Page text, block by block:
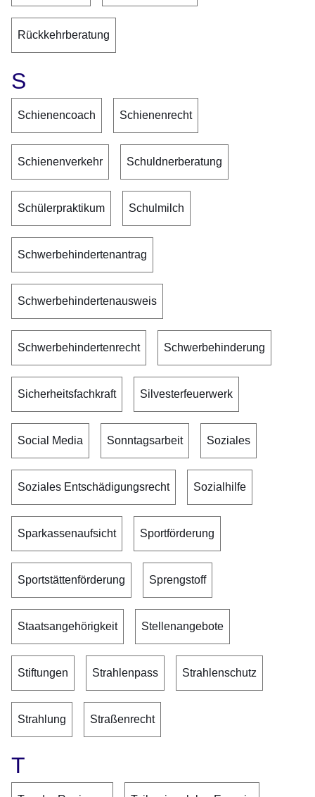
Rückkehrberatung
S
Schienencoach Schienenrecht
Schienenverkehr Schuldnerberatung
Schülerpraktikum Schulmilch
Schwerbehindertenantrag
Schwerbehindertenausweis
Schwerbehindertenrecht Schwerbehinderung
Sicherheitsfachkraft Silvesterfeuerwerk
Social Media Sonntagsarbeit Soziales
Soziales Entschädigungsrecht Sozialhilfe
Sparkassenaufsicht Sportförderung
Sportstättenförderung Sprengstoff
Staatsangehörigkeit Stellenangebote
Stiftungen Strahlenpass Strahlenschutz
Strahlung Straßenrecht
T